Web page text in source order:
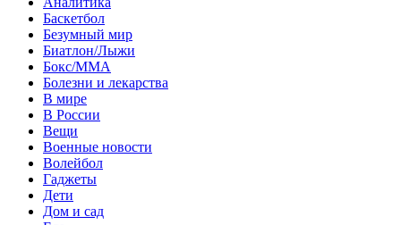
Баскетбол
Безумный мир
Биатлон/Лыжи
Бокс/MMA
Болезни и лекарства
В мире
В России
Вещи
Военные новости
Волейбол
Гаджеты
Дети
Дом и сад